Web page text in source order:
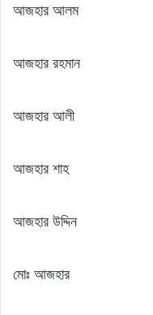
আজহার আলম
আজহার রহমান
আজহার আলী
আজহার শাহ
আজহার উদ্দিন
মোঃ আজহার